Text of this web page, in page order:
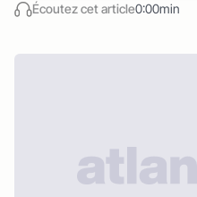
Écoutez cet article0:00min